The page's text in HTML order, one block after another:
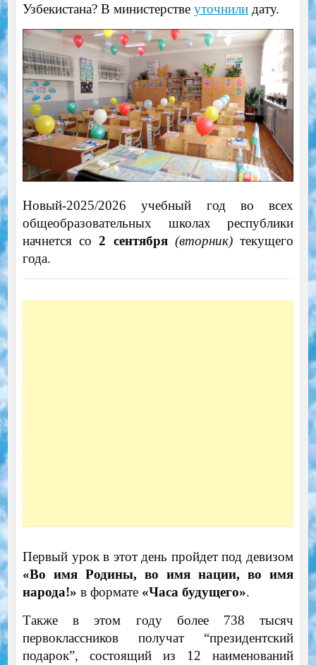
Узбекистана? В министерстве уточнилидату.
Новый-2025/2026 учебный год во всех
общеобразовательных школах республики
начнется со2 сентября (вторник)текущего
года.
Первый урок в этот день пройдет под девизом
«Во имя Родины, во имя нации, во имя
народа!» в формате «Часа будущего».
Также в этом году более 738 тысяч
первоклассников получат “президентский
подарок”, состоящий из 12 наименований